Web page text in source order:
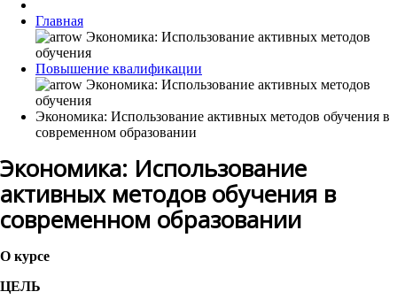
Главная
Повышение квалификации
Экономика: Использование активных методов обучения в
современном образовании
Экономика: Использование
активных методов обучения в
современном образовании
О курсе
ЦЕЛЬ